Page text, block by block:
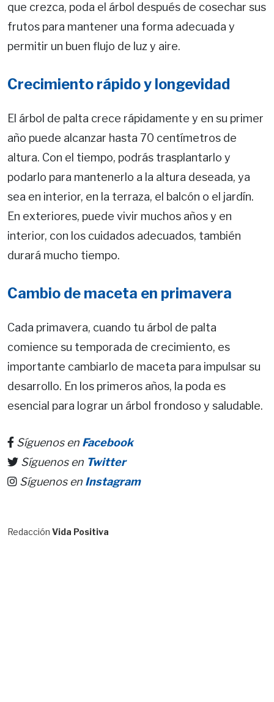
que crezca, poda el árbol después de cosechar sus
frutos para mantener una forma adecuada y
permitir un buen flujo de luz y aire.
Crecimiento rápido y longevidad
El árbol de palta crece rápidamente y en su primer
año puede alcanzar hasta 70 centímetros de
altura. Con el tiempo, podrás trasplantarlo y
podarlo para mantenerlo a la altura deseada, ya
sea en interior, en la terraza, el balcón o el jardín.
En exteriores, puede vivir muchos años y en
interior, con los cuidados adecuados, también
durará mucho tiempo.
Cambio de maceta en primavera
Cada primavera, cuando tu árbol de palta
comience su temporada de crecimiento, es
importante cambiarlo de maceta para impulsar su
desarrollo. En los primeros años, la poda es
esencial para lograr un árbol frondoso y saludable.
Síguenos en Facebook
Síguenos en Twitter
Síguenos en Instagram
Redacción Vida Positiva